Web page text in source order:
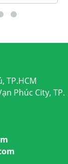
TP.HCM
Phúc City, TP.